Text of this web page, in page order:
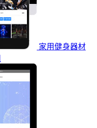
家用健身器材